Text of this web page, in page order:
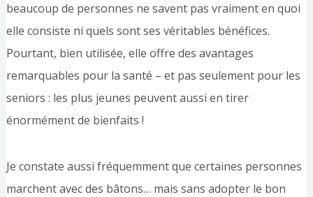
beaucoup de personnes ne savent pas vraiment en quoi
elle consiste ni quels sont ses véritables bénéfices.
Pourtant, bien utilisée, elle offre des avantages
remarquables pour la santé – et pas seulement pour les
seniors : les plus jeunes peuvent aussi en tirer
énormément de bienfaits !
Je constate aussi fréquemment que certaines personnes
marchent avec des bâtons… mais sans adopter le bon